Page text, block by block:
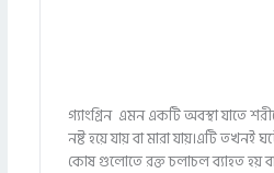
গ্যাংগ্রিন এমন একটি অবস্থা যাতে
নষ্ট হয়ে যায় বা মারা যায়।এটি
কোষ গুলোতে রক্ত চলাচল ব্যাহত হয়